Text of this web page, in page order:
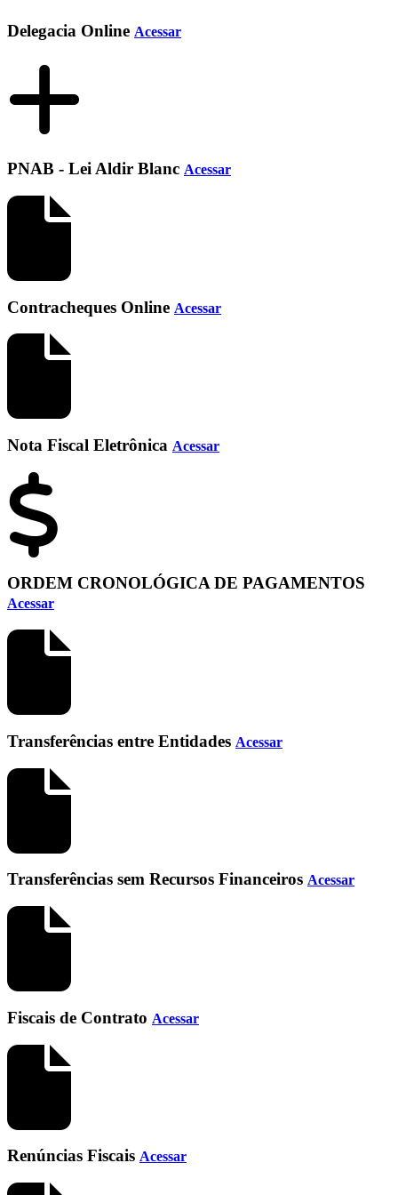
Delegacia Online Acessar
PNAB - Lei Aldir Blanc Acessar
Contracheques Online Acessar
Nota Fiscal Eletrônica Acessar
ORDEM CRONOLÓGICA DE PAGAMENTOS
Acessar
Transferências entre Entidades Acessar
Transferências sem Recursos Financeiros Acessar
Fiscais de Contrato Acessar
Renúncias Fiscais Acessar